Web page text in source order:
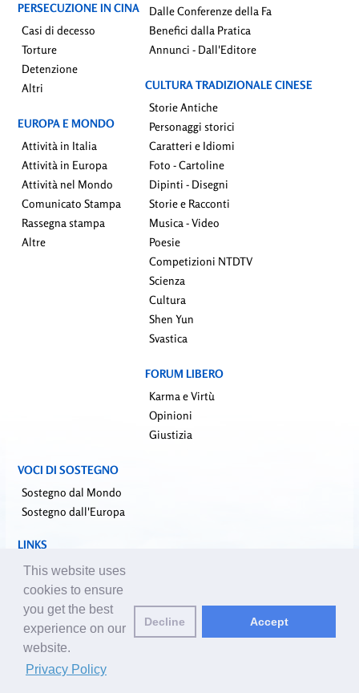
PERSECUZIONE IN CINA
Casi di decesso
Torture
Detenzione
Altri
EUROPA E MONDO
Attività in Italia
Attività in Europa
Attività nel Mondo
Comunicato Stampa
Rassegna stampa
Altre
Dalle Conferenze della Fa
Benefici dalla Pratica
Annunci - Dall'Editore
CULTURA TRADIZIONALE CINESE
Storie Antiche
Personaggi storici
Caratteri e Idiomi
Foto - Cartoline
Dipinti - Disegni
Storie e Racconti
Musica - Video
Poesie
Competizioni NTDTV
Scienza
Cultura
Shen Yun
Svastica
FORUM LIBERO
Karma e Virtù
Opinioni
Giustizia
VOCI DI SOSTEGNO
Sostegno dal Mondo
Sostegno dall'Europa
LINKS
falundafa.org (it)
faluninfo.net
minghui.org (en)
pureinsight.org
Email editore:editor@it.clearharmony.net
This website uses
cookies to ensure
you get the best
experience on our
website.
Privacy Policy
Decline Accept